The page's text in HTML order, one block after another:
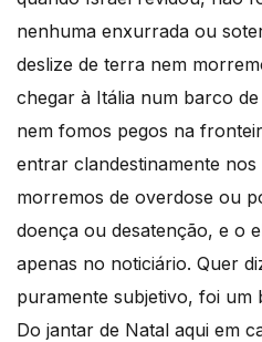
nenhuma enxurrada ou
deslize de terra nem
chegar à Itália num barco
nem fomos pegos na
entrar clandestinamente
morremos de overdose ou
doença ou desatenção, e o
apenas no noticiário. Quer
puramente subjetivo, foi um
Do jantar de Natal aqui em